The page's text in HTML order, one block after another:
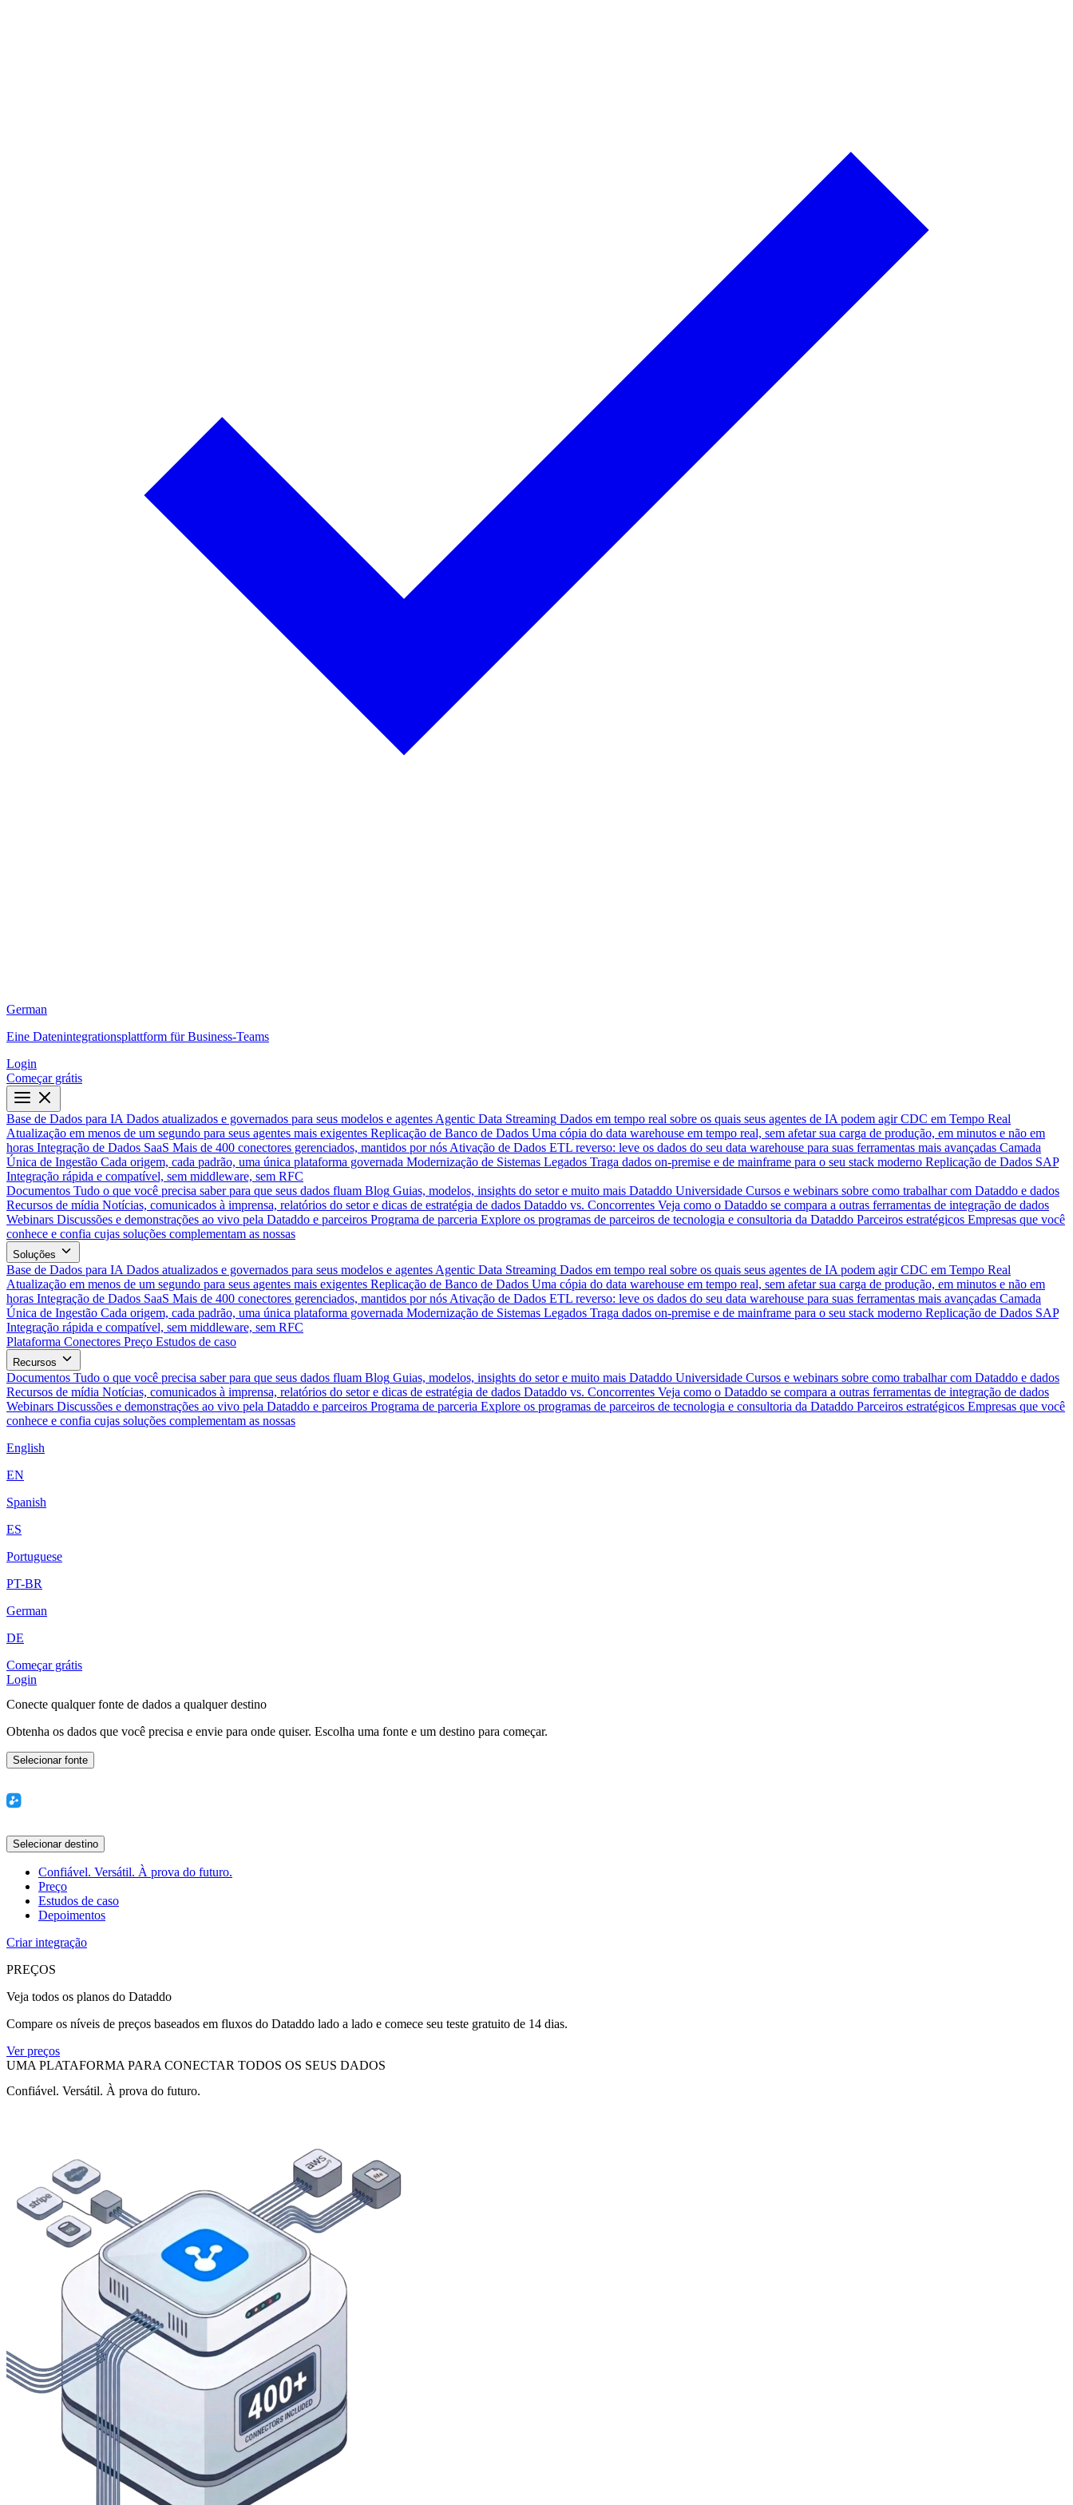
German
Eine Datenintegrationsplattform für Business-Teams
Login
Começar grátis
Base de Dados para IA Dados atualizados e governados para seus modelos e agentes Agentic Data Streaming Dados em tempo real sobre os quais seus agentes de IA podem agir CDC em Tempo Real
Atualização em menos de um segundo para seus agentes mais exigentes Replicação de Banco de Dados Uma cópia do data warehouse em tempo real, sem afetar sua carga de produção, em minutos e não em
horas Integração de Dados SaaS Mais de 400 conectores gerenciados, mantidos por nós Ativação de Dados ETL reverso: leve os dados do seu data warehouse para suas ferramentas mais avançadas Camada
Única de Ingestão Cada origem, cada padrão, uma única plataforma governada Modernização de Sistemas Legados Traga dados on-premise e de mainframe para o seu stack moderno Replicação de Dados SAP
Integração rápida e compatível, sem middleware, sem RFC
Documentos Tudo o que você precisa saber para que seus dados fluam Blog Guias, modelos, insights do setor e muito mais Dataddo Universidade Cursos e webinars sobre como trabalhar com Dataddo e dados
Recursos de mídia Notícias, comunicados à imprensa, relatórios do setor e dicas de estratégia de dados Dataddo vs. Concorrentes Veja como o Dataddo se compara a outras ferramentas de integração de dados
Webinars Discussões e demonstrações ao vivo pela Dataddo e parceiros Programa de parceria Explore os programas de parceiros de tecnologia e consultoria da Dataddo Parceiros estratégicos Empresas que você
conhece e confia cujas soluções complementam as nossas
Soluções
Base de Dados para IA Dados atualizados e governados para seus modelos e agentes Agentic Data Streaming Dados em tempo real sobre os quais seus agentes de IA podem agir CDC em Tempo Real
Atualização em menos de um segundo para seus agentes mais exigentes Replicação de Banco de Dados Uma cópia do data warehouse em tempo real, sem afetar sua carga de produção, em minutos e não em
horas Integração de Dados SaaS Mais de 400 conectores gerenciados, mantidos por nós Ativação de Dados ETL reverso: leve os dados do seu data warehouse para suas ferramentas mais avançadas Camada
Única de Ingestão Cada origem, cada padrão, uma única plataforma governada Modernização de Sistemas Legados Traga dados on-premise e de mainframe para o seu stack moderno Replicação de Dados SAP
Integração rápida e compatível, sem middleware, sem RFC
Plataforma Conectores Preço Estudos de caso
Recursos
Documentos Tudo o que você precisa saber para que seus dados fluam Blog Guias, modelos, insights do setor e muito mais Dataddo Universidade Cursos e webinars sobre como trabalhar com Dataddo e dados
Recursos de mídia Notícias, comunicados à imprensa, relatórios do setor e dicas de estratégia de dados Dataddo vs. Concorrentes Veja como o Dataddo se compara a outras ferramentas de integração de dados
Webinars Discussões e demonstrações ao vivo pela Dataddo e parceiros Programa de parceria Explore os programas de parceiros de tecnologia e consultoria da Dataddo Parceiros estratégicos Empresas que você
conhece e confia cujas soluções complementam as nossas
English
EN
Spanish
ES
Portuguese
PT-BR
German
DE
Começar grátis
Login
Conecte qualquer fonte de dados a qualquer destino
Obtenha os dados que você precisa e envie para onde quiser. Escolha uma fonte e um destino para começar.
Selecionar fonte
Selecionar destino
Confiável. Versátil. À prova do futuro.
Preço
Estudos de caso
Depoimentos
Criar integração
PREÇOS
Veja todos os planos do Dataddo
Compare os níveis de preços baseados em fluxos do Dataddo lado a lado e comece seu teste gratuito de 14 dias.
Ver preços
UMA PLATAFORMA PARA CONECTAR TODOS OS SEUS DADOS
Confiável. Versátil. À prova do futuro.